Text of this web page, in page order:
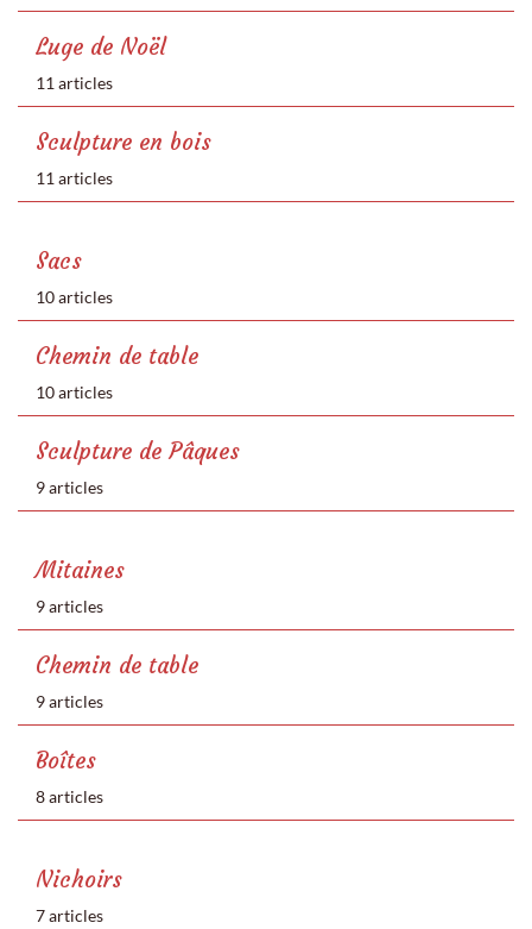
Luge de Noël
11 articles
Sculpture en bois
11 articles
Sacs
10 articles
Chemin de table
10 articles
Sculpture de Pâques
9 articles
Mitaines
9 articles
Chemin de table
9 articles
Boîtes
8 articles
Nichoirs
7 articles